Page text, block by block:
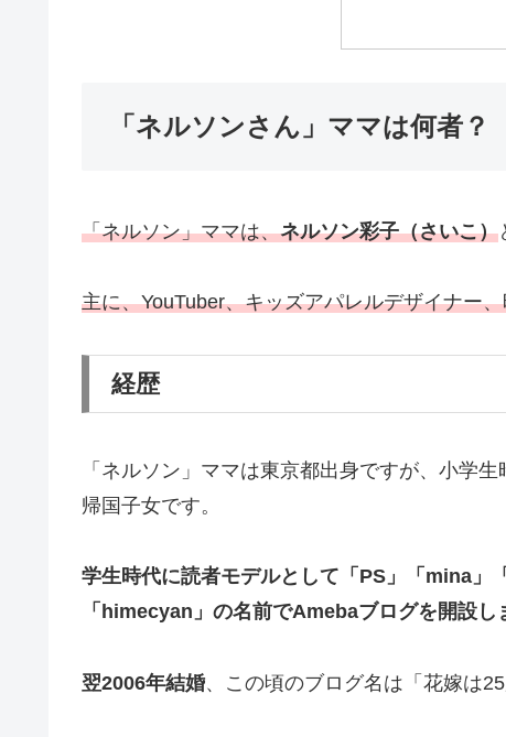
「ネルソンさん」ママは何者？
「ネルソン」ママは、ネルソン彩子（さいこ）
主に、YouTuber、キッズアパレルデザイナー
経歴
「ネルソン」ママは東京都出身ですが、小学
帰国子女です。
学生時代に読者モデルとして「PS」「mina」
「himecyan」の名前でAmebaブログを開設し
翌2006年結婚、この頃のブログ名は「花嫁は